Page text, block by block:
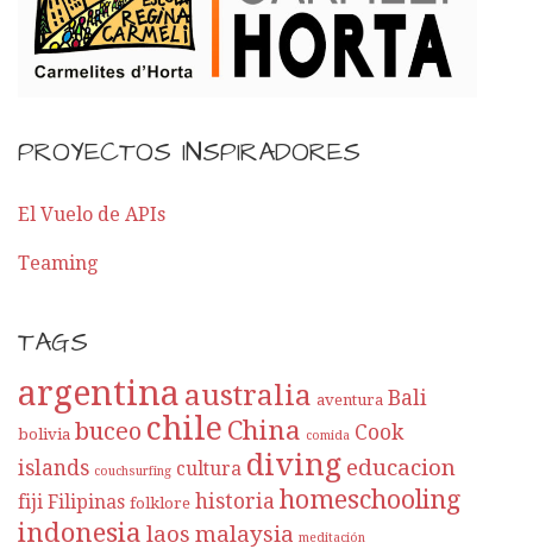
PROYECTOS INSPIRADORES
El Vuelo de APIs
Teaming
TAGS
argentina australia aventura Bali
bolivia buceo chile China comida Cook
islands couchsurfing cultura diving educacion
fiji Filipinas folklore historia homeschooling
indonesia laos malaysia meditación